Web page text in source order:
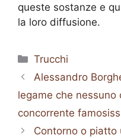
queste sostanze e
la loro diffusione.
Categorie
Trucchi
Alessandro
legame che nessuno
concorrente
Contorno o piatto